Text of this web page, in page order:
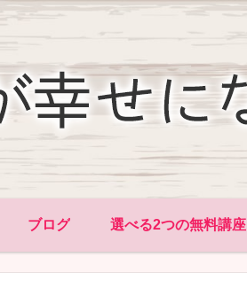
ブログ 選べる2つの無料講座